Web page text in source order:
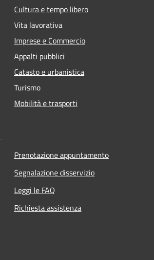
Cultura e tempo libero
Vita lavorativa
Imprese e Commercio
Appalti pubblici
Catasto e urbanistica
Turismo
Mobilità e trasporti
Prenotazione appuntamento
Segnalazione disservizio
Leggi le FAQ
Richiesta assistenza